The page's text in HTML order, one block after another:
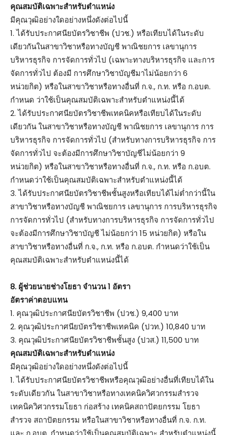
คุณสมบัติเฉพาะสำหรับตำแหน่ง
มีคุณวุฒิอย่างใดอย่างหนึ่งดังต่อไปนี้
1. ได้รับประกาศนียบัตรวิชาชีพ (ปวช.) หรือเทียบได้ในระดับ
เดียวกันในสาขาวิชาหรือทางบัญชี พาณิชยการ เลขานุการ
บริหารธุรกิจ การจัดการทั่วไป (เฉพาะทางบริหารธุรกิจ และการ
จัดการทั่วไป ต้องมี การศึกษาวิชาบัญชีมาไม่น้อยกว่า 6
หน่วยกิต) หรือในสาขาวิชาหรือทางอื่นที่ ก.จ., ก.ท. หรือ ก.อบต.
กำหนด ว่าใช้เป็นคุณสมบัติเฉพาะสำหรับตำแหน่งนี้ได้
2. ได้รับประกาศนียบัตรวิชาชีพเทคนิคหรือเทียบได้ในระดับ
เดียวกัน ในสาขาวิชาหรือทางบัญชี พาณิชยการ เลขานุการ การ
บริหารธุรกิจ การจัดการทั่วไป (สำหรับทางการบริหารธุรกิจ การ
จัดการทั่วไป จะต้องมีการศึกษาวิชาบัญชีไม่น้อยกว่า 9
หน่วยกิต) หรือในสาขาวิชาหรือทางอื่นที่ ก.จ., ก.ท. หรือ ก.อบต.
กำหนดว่าใช้เป็นคุณสมบัติเฉพาะสำหรับตำแหน่งนี้ได้
3. ได้รับประกาศนียบัตรวิชาชีพชั้นสูงหรือเทียบได้ไม่ต่ำกว่านี้ใน
สาขาวิชาหรือทางบัญชี พาณิชยการ เลขานุการ การบริหารธุรกิจ
การจัดการทั่วไป (สำหรับทางการบริหารธุรกิจ การจัดการทั่วไป
จะต้องมีการศึกษาวิชาบัญชี ไม่น้อยกว่า 15 หน่วยกิต) หรือใน
สาขาวิชาหรือทางอื่นที่ ก.จ., ก.ท. หรือ ก.อบต. กำหนดว่าใช้เป็น
คุณสมบัติเฉพาะสำหรับตำแหน่งนี้ได้
8. ผู้ช่วยนายช่างโยธา จำนวน 1 อัตรา
อัตราค่าตอบแทน
1. คุณวุฒิประกาศนียบัตรวิชาชีพ (ปวช.) 9,400 บาท
2. คุณวุฒิประกาศนียบัตรวิชาชีพเทคนิค (ปวท.) 10,840 บาท
3. คุณวุฒิประกาศนียบัตรวิชาชีพชั้นสูง (ปวส.) 11,500 บาท
คุณสมบัติเฉพาะสำหรับตำแหน่ง
มีคุณวุฒิอย่างใดอย่างหนึ่งดังต่อไปนี้
1. ได้รับประกาศนียบัตรวิชาชีพหรือคุณวุฒิอย่างอื่นที่เทียบได้ใน
ระดับเดียวกัน ในสาขาวิชาหรือทางเทคนิควิศวกรรมสำรวจ
เทคนิควิศวกรรมโยธา ก่อสร้าง เทคนิคสถาปัตยกรรม โยธา
สำรวจ สถาปัตยกรรม หรือในสาขาวิชาหรือทางอื่นที่ ก.จ. ก.ท.